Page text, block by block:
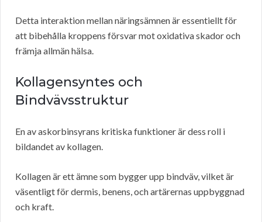
Detta interaktion mellan näringsämnen är essentiellt för
att bibehålla kroppens försvar mot oxidativa skador och
främja allmän hälsa.
Kollagensyntes och
Bindvävsstruktur
En av askorbinsyrans kritiska funktioner är dess roll i
bildandet av kollagen.
Kollagen är ett ämne som bygger upp bindväv, vilket är
väsentligt för dermis, benens, och artärernas uppbyggnad
och kraft.